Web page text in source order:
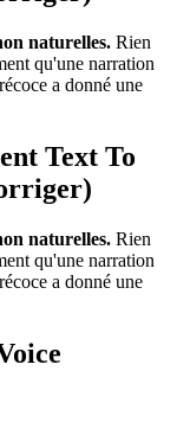
naturelles. Rien
qu'une narration
a donné une
Text To
naturelles. Rien
qu'une narration
a donné une